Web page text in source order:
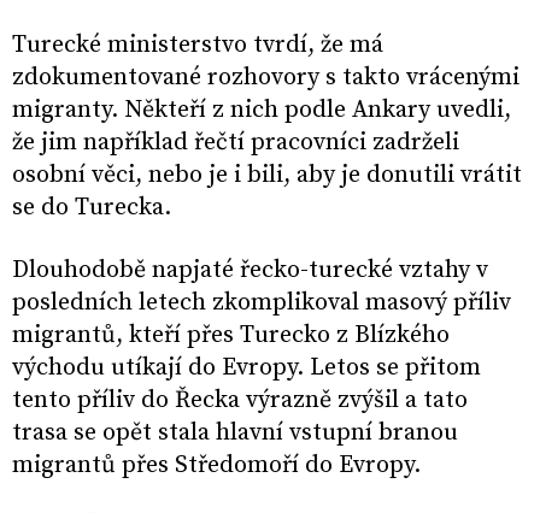
Turecké ministerstvo tvrdí, že má
zdokumentované rozhovory s takto vrácenými
migranty. Někteří z nich podle Ankary uvedli,
že jim například řečtí pracovníci zadrželi
osobní věci, nebo je i bili, aby je donutili vrátit
se do Turecka.
Dlouhodobě napjaté řecko-turecké vztahy v
posledních letech zkomplikoval masový příliv
migrantů, kteří přes Turecko z Blízkého
východu utíkají do Evropy. Letos se přitom
tento příliv do Řecka výrazně zvýšil a tato
trasa se opět stala hlavní vstupní branou
migrantů přes Středomoří do Evropy.